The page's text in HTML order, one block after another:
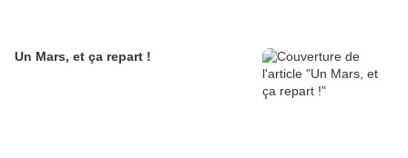
Un Mars, et ça repart !